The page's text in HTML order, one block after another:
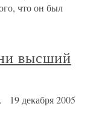
что он был
высший
декабря 2005